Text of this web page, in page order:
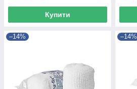
Купити
–14% –14%